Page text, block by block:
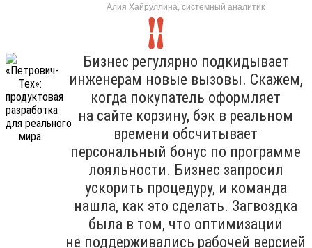
Алия Хайруллина, системный аналитик
Бизнес регулярно подкидывает
инженерам новые вызовы. Скажем,
когда покупатель оформляет
на сайте корзину, бэк в реальном
времени обсчитывает
персональный бонус по программе
лояльности. Бизнес запросил
ускорить процедуру, и команда
нашла, как это сделать. Загвоздка
была в том, что оптимизации
не поддерживались рабочей версией